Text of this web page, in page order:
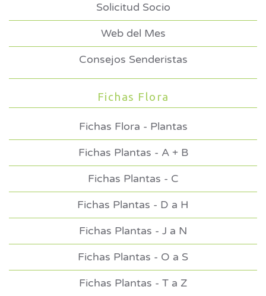
Solicitud Socio
Web del Mes
Consejos Senderistas
Fichas Flora
Fichas Flora - Plantas
Fichas Plantas - A + B
Fichas Plantas - C
Fichas Plantas - D a H
Fichas Plantas - J a N
Fichas Plantas - O a S
Fichas Plantas - T a Z